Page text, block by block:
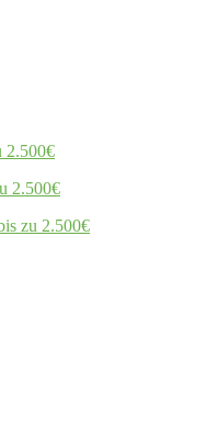
2.500€
2.500€
zu 2.500€